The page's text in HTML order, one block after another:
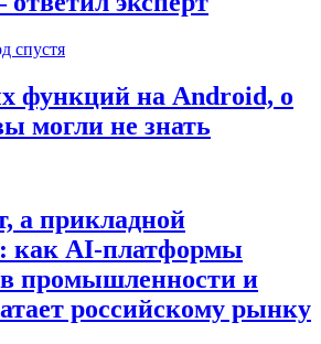
спустя
функций на Android, о
могли не знать
а прикладной
как AI-платформы
промышленности и
российскому рынку